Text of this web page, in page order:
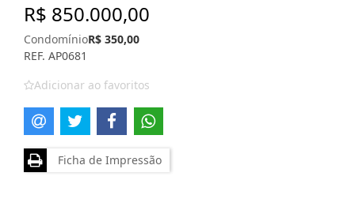
R$ 850.000,00
CondomínioR$ 350,00
REF. AP0681
Adicionar ao favoritos
Ficha de Impressão